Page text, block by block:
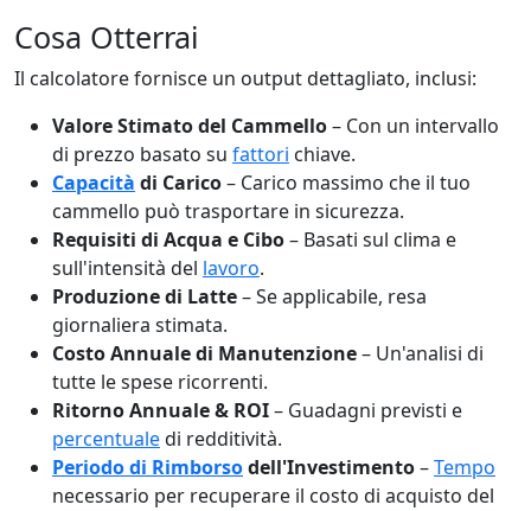
Cosa Otterrai
Il calcolatore fornisce un output dettagliato, inclusi:
Valore Stimato del Cammello– Con un intervallo
di prezzo basato su fattori chiave.
Capacità di Carico– Carico massimo che il tuo
cammello può trasportare in sicurezza.
Requisiti di Acqua e Cibo– Basati sul clima e
sull'intensità del lavoro.
Produzione di Latte– Se applicabile, resa
giornaliera stimata.
Costo Annuale di Manutenzione– Un'analisi di
tutte le spese ricorrenti.
Ritorno Annuale & ROI– Guadagni previsti e
percentualedi redditività.
Periodo di Rimborsodell'Investimento–Tempo
necessario per recuperare il costo di acquisto del